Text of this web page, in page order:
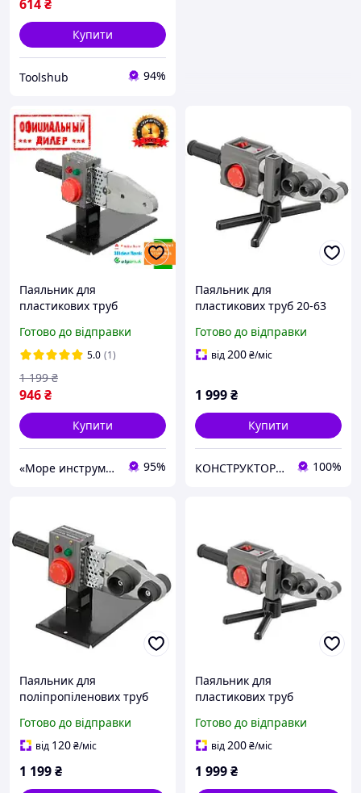
614₴
Купити
Toolshub 94%
Паяльник для
пластикових труб
Готово до відправки
5.0 (1)
946₴
1 199 ₴
Купити
«Море инструментов» 95%
Паяльник для
пластикових труб 20-63
паяльник для ППР труби
Готово до відправки
від200₴/міс
1 999₴
Купити
КОНСТРУКТОР онлайн-магазин 100%
Паяльник для
поліпропіленових труб
2111, паяльник для PPR
труб 20-63 мм у
Готово до відправки
від 120₴/міс
1 199₴
Паяльник для
пластикових труб
насадки 20, 25, 32, 40, 50,
63 мм INTERTOOL RT-2112
Готово до відправки
від200₴/міс
1 999₴